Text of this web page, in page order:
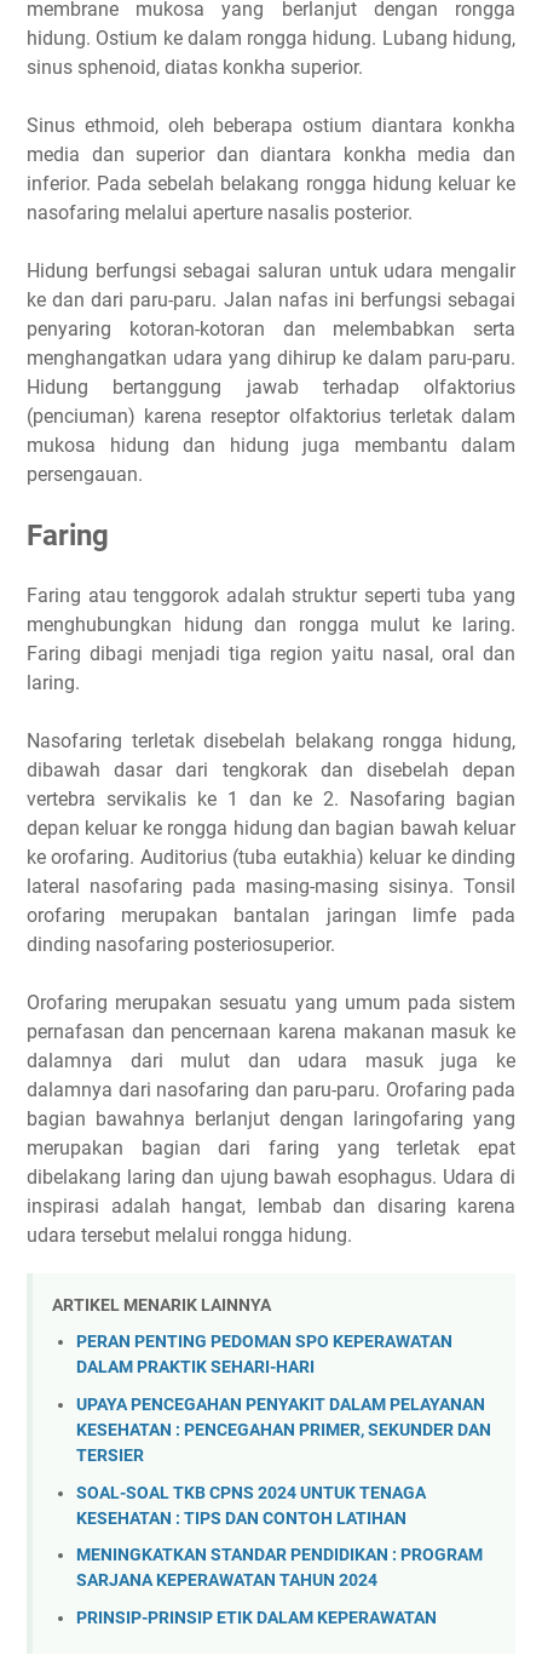
membrane mukosa yang berlanjut dengan rongga
hidung. Ostium ke dalam rongga hidung. Lubang hidung,
sinus sphenoid, diatas konkha superior.
Sinus ethmoid, oleh beberapa ostium diantara konkha
media dan superior dan diantara konkha media dan
inferior. Pada sebelah belakang rongga hidung keluar ke
nasofaring melalui aperture nasalis posterior.
Hidung berfungsi sebagai saluran untuk udara mengalir
ke dan dari paru-paru. Jalan nafas ini berfungsi sebagai
penyaring kotoran-kotoran dan melembabkan serta
menghangatkan udara yang dihirup ke dalam paru-paru.
Hidung bertanggung jawab terhadap olfaktorius
(penciuman) karena reseptor olfaktorius terletak dalam
mukosa hidung dan hidung juga membantu dalam
persengauan.
Faring
Faring atau tenggorok adalah struktur seperti tuba yang
menghubungkan hidung dan rongga mulut ke laring.
Faring dibagi menjadi tiga region yaitu nasal, oral dan
laring.
Nasofaring terletak disebelah belakang rongga hidung,
dibawah dasar dari tengkorak dan disebelah depan
vertebra servikalis ke 1 dan ke 2. Nasofaring bagian
depan keluar ke rongga hidung dan bagian bawah keluar
ke orofaring. Auditorius (tuba eutakhia) keluar ke dinding
lateral nasofaring pada masing-masing sisinya. Tonsil
orofaring merupakan bantalan jaringan limfe pada
dinding nasofaring posteriosuperior.
Orofaring merupakan sesuatu yang umum pada sistem
pernafasan dan pencernaan karena makanan masuk ke
dalamnya dari mulut dan udara masuk juga ke
dalamnya dari nasofaring dan paru-paru. Orofaring pada
bagian bawahnya berlanjut dengan laringofaring yang
merupakan bagian dari faring yang terletak epat
dibelakang laring dan ujung bawah esophagus. Udara di
inspirasi adalah hangat, lembab dan disaring karena
udara tersebut melalui rongga hidung.
ARTIKEL MENARIK LAINNYA
PERAN PENTING PEDOMAN SPO KEPERAWATAN
DALAM PRAKTIK SEHARI-HARI
UPAYA PENCEGAHAN PENYAKIT DALAM PELAYANAN
KESEHATAN : PENCEGAHAN PRIMER, SEKUNDER DAN
TERSIER
SOAL-SOAL TKB CPNS 2024 UNTUK TENAGA
KESEHATAN : TIPS DAN CONTOH LATIHAN
MENINGKATKAN STANDAR PENDIDIKAN : PROGRAM
SARJANA KEPERAWATAN TAHUN 2024
PRINSIP-PRINSIP ETIK DALAM KEPERAWATAN